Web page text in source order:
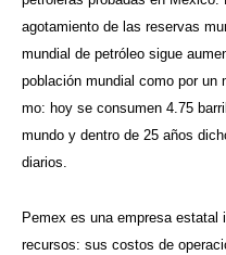
agotamiento de las reservas
mundial de petróleo sigue
población mundial como por un
mo: hoy se consumen 4.75
mundo y dentro de 25 años
diarios.
Pemex es una empresa
recursos: sus costos de